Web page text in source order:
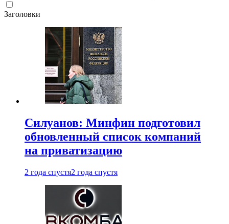
Заголовки
Силуанов: Минфин подготовил
обновленный список компаний
на приватизацию
2 года спустя2 года спустя